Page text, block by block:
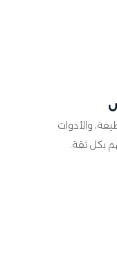
والأدوات
بكل ثقة.